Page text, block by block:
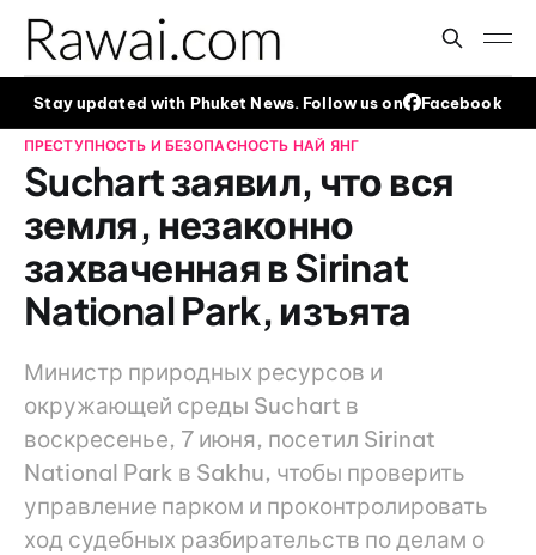
Stay updated with Phuket News. Follow us on Facebook
ПРЕСТУПНОСТЬ И БЕЗОПАСНОСТЬ НАЙ ЯНГ
Suchart заявил, что вся
земля, незаконно
захваченная в Sirinat
National Park, изъята
Министр природных ресурсов и
окружающей среды Suchart в
воскресенье, 7 июня, посетил Sirinat
National Park в Sakhu, чтобы проверить
управление парком и проконтролировать
ход судебных разбирательств по делам о